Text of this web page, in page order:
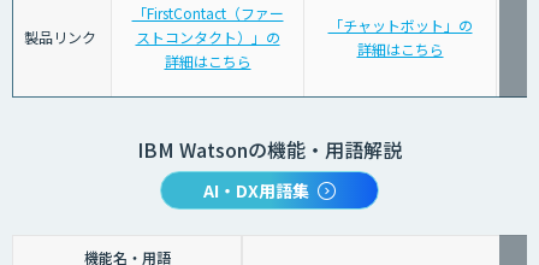
製品リンク
「FirstContact（ファー
ストコンタクト）」の
詳細はこちら
「チャットボット」の
詳細はこちら
IBM Watsonの機能・用語解説
AI・DX用語集
機能名・用語